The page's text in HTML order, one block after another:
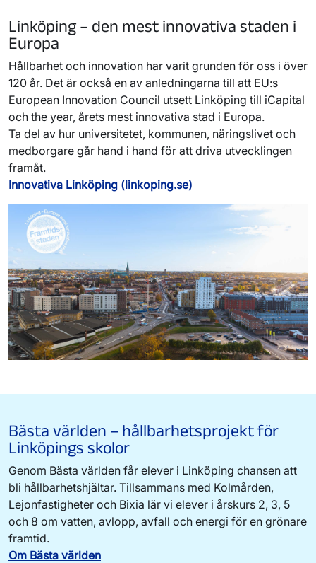
Linköping – den mest innovativa staden i
Europa
Hållbarhet och innovation har varit grunden för oss i över
120 år. Det är också en av anledningarna till att EU:s
European Innovation Council utsett Linköping till iCapital
och the year, årets mest innovativa stad i Europa.
Ta del av hur universitetet, kommunen, näringslivet och
medborgare går hand i hand för att driva utvecklingen
framåt.
Innovativa Linköping (linkoping.se)
Bästa världen – hållbarhetsprojekt för
Linköpings skolor
Genom Bästa världen får elever i Linköping chansen att
bli hållbarhetshjältar. Tillsammans med Kolmården,
Lejonfastigheter och Bixia lär vi elever i årskurs 2, 3, 5
och 8 om vatten, avlopp, avfall och energi för en grönare
framtid.
Om Bästa världen